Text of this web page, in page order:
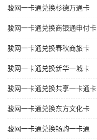
骏网一卡通兑换杉德万通卡
骏网一卡通兑换商银通申付卡
骏网一卡通兑换春秋商旅卡
骏网一卡通兑换新华一城卡
骏网一卡通兑换共享一卡通卡
骏网一卡通兑换东方文化卡
骏网一卡通兑换畅购一卡通